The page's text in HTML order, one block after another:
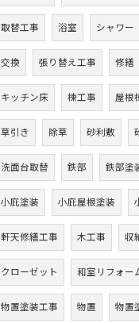
取替工事 浴室 シャワー
交換 張り替え工事 修繕
キッチン床 棟工事 屋根
草引き 除草 砂利敷
洗面台取替 鉄部 鉄部塗
小庇塗装 小庇屋根塗装
軒天修繕工事 木工事 収
クローゼット 和室リフォー
物置塗装工事 物置 物置